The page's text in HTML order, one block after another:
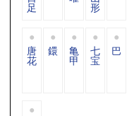
足 形
唐
花
鐶 亀
甲
七
宝
巴